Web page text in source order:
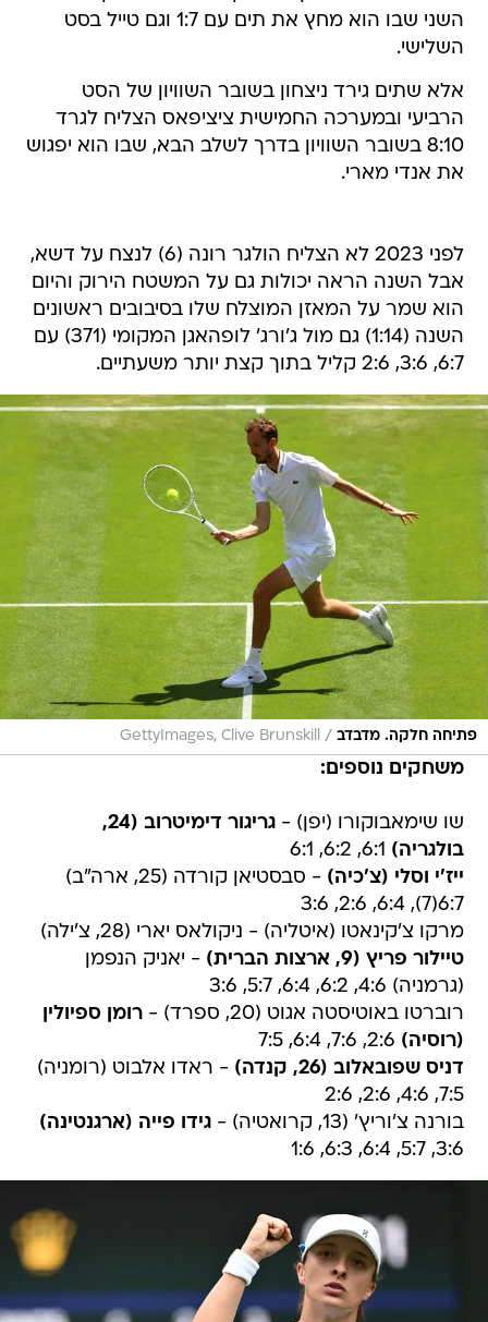
השני שבו הוא מחץ את תים עם 1:7 וגם טייל בסט
השלישי.
אלא שתים גירד ניצחון בשובר השוויון של הסט
הרביעי ובמערכה החמישית ציציפאס הצליח לגרד
8:10 בשובר השוויון בדרך לשלב הבא, שבו הוא יפגוש
את אנדי מארי.
לפני 2023 לא הצליח הולגר רונה (6) לנצח על דשא,
אבל השנה הראה יכולות גם על המשטח הירוק והיום
הוא שמר על המאזן המוצלח שלו בסיבובים ראשונים
השנה (1:14) גם מול ג'ורג' לופהאגן המקומי (371) עם
6:7, 3:6, 2:6 קליל בתוך קצת יותר משעתיים.
פתיחה חלקה. מדבדב /
GettyImages, Clive Brunskill
משחקים נוספים:
שו שימאבוקורו (יפן) -
גריגור דימיטרוב (24,
בולגריה)
ייז'י וסלי (צ'כיה)
- סבסטיאן קורדה (25, ארה"ב)
6:7(7), 6:4, 2:6, 3:6
מרקו צ'קינאטו (איטליה) - ניקולאס יארי (28, צ'ילה)
טיילור פריץ (9, ארצות הברית)
- יאניק הנפמן
(גרמניה) 4:6, 6:2, 6:4, 5:7, 3:6
רוברטו באוטיסטה אגוט (20, ספרד) -
רומן ספיולין
(רוסיה)
דניס שפובאלוב (26, קנדה)
- ראדו אלבוט (רומניה)
7:5, 4:6, 2:6, 2:6
בורנה צ'וריץ' (13, קרואטיה) -
גידו פייה (ארגנטינה)
3:6, 5:7, 6:4, 6:3, 1:6